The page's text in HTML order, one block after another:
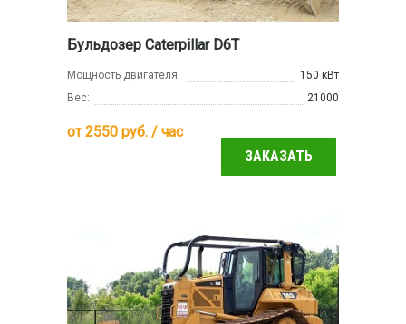
Бульдозер Caterpillar D6T
Мощность двигателя:
150 кВт
Вес:
21000
от2550 руб. / час
ЗАКАЗАТЬ